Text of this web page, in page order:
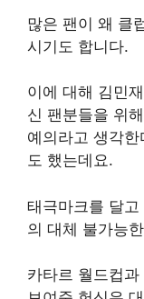
많은 팬이 왜 클
시기도 합니다.
이에 대해 김민
신 팬분들을 위
예의라고 생각한
도 했는데요.
태극마크를 달
의 대체 불가능
카타르 월드컵